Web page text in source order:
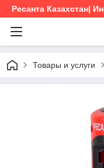
Ресанта Казахстан|
Товары и услуги